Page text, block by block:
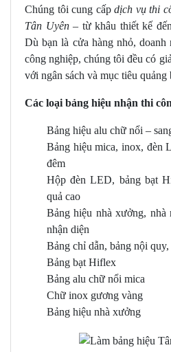
Chúng tôi cung cấp dịch vụ thi
Tân Uyên– từ khâu thiết kế
Dù bạn là cửa hàng nhỏ, doanh
công nghiệp, chúng tôi đều có
với ngân sách và mục tiêu quảng
Các loại bảng hiệu nhận thi
Bảng hiệu alu chữ nổi –
Bảng hiệu mica, inox, đèn
đêm
Hộp đèn LED, bảng bạt
quả cao
Bảng hiệu nhà xưởng, nhà
nhận diện
Bảng chỉ dẫn, bảng nội
Bảng bạt Hiflex
Bảng alu chữ nổi mica
Chữ inox gương vàng
Bảng hiệu nhà xưởng